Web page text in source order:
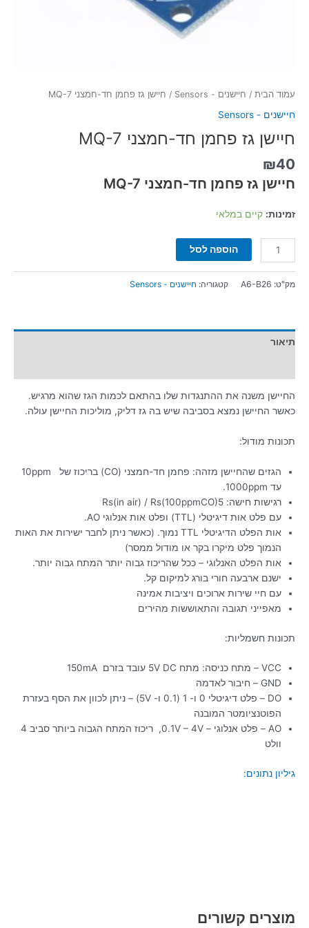
עמוד הבית / חיישנים - Sensors / חיישן גז פחמן חד-חמצני MQ-7
חיישנים - Sensors
חיישן גז פחמן חד-חמצני MQ-7
₪40
חיישן גז פחמן חד-חמצני MQ-7
זמינות: קיים במלאי
הוספה לסל
מק"ט: A6-B26 קטגוריה: חיישנים - Sensors
תיאור
החיישן משנה את ההתנגדות שלו בהתאם לכמות הגז שהוא מרגיש.
כאשר החיישן נמצא בסביבה שיש בה גז דליק, מוליכות החיישן עולה.
תכונות מודול:
הגזים שהחיישן מזהה: פחמן חד-חמצני (CO) בריכוז של 10ppm
עד 1000ppm.
רגישות חישה: Rs(in air) / Rs(100ppmCO)5
עם פלט אות דיגיטלי (TTL) ופלט אות אנלוגי AO.
אות הפלט הדיגיטלי TTL נמוך. (כאשר ניתן לחבר ישירות את האות
הנמוך פלט מיקרו בקר או מודול ממסר)
אות הפלט האנלוגי – ככל שהריכוז גבוה יותר המתח גבוה יותר.
ישנם ארבעה חורי בורג למיקום קל.
עם חיי שירות ארוכים ויציבות אמינה
מאפייני תגובה והתאוששות מהירים
תכונות חשמליות:
VCC – מתח כניסה: מתח 5V DC עובד בזרם 150mA
GND – חיבור לאדמה
DO – פלט דיגיטלי 0 ו- 1 (0.1 ו- 5V) – ניתן לכוון את הסף בעזרת
הפוטנציומטר המובנה
AO – פלט אנלוגי – 0.1V – 4V, ריכוז המתח הגבוה ביותר סביב 4
וולט
גיליון נתונים:
מוצרים קשורים